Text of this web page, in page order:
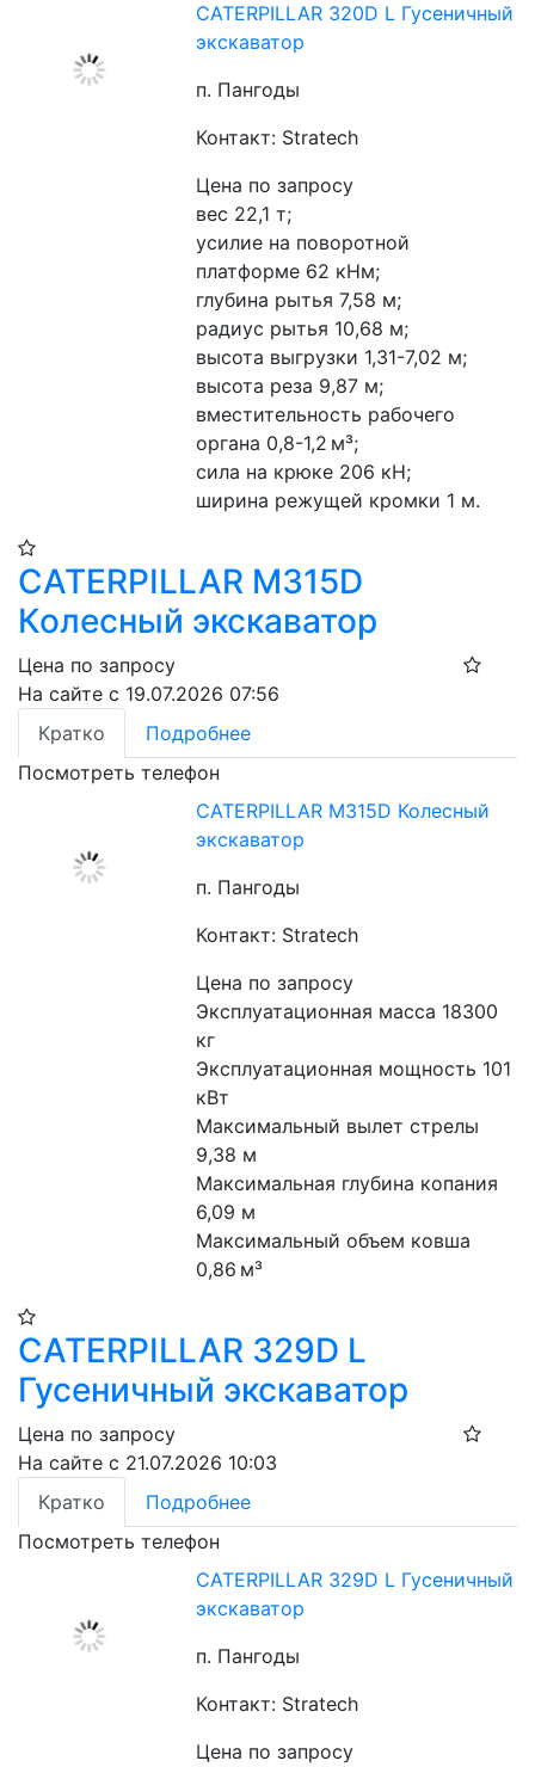
CATERPILLAR 320D L Гусеничный
экскаватор
п. Пангоды
Контакт: Stratech
Цена по запросу
вес 22,1 т;
усилие на поворотной
платформе 62 кНм;
глубина рытья 7,58 м;
радиус рытья 10,68 м;
высота выгрузки 1,31-7,02 м;
высота реза 9,87 м;
вместительность рабочего
органа 0,8-1,2 м³;
сила на крюке 206 кН;
ширина режущей кромки 1 м.
CATERPILLAR M315D
Колесный экскаватор
Цена по запросу
На сайте с 19.07.2026 07:56
Кратко
Подробнее
Посмотреть телефон
CATERPILLAR M315D Колесный
экскаватор
п. Пангоды
Контакт: Stratech
Цена по запросу
Эксплуатационная масса 18300
кг
Эксплуатационная мощность 101
кВт
Максимальный вылет стрелы
9,38 м
Максимальная глубина копания
6,09 м
Максимальный объем ковша
0,86 м³
CATERPILLAR 329D L
Гусеничный экскаватор
Цена по запросу
На сайте с 21.07.2026 10:03
Кратко
Подробнее
Посмотреть телефон
CATERPILLAR 329D L Гусеничный
экскаватор
п. Пангоды
Контакт: Stratech
Цена по запросу